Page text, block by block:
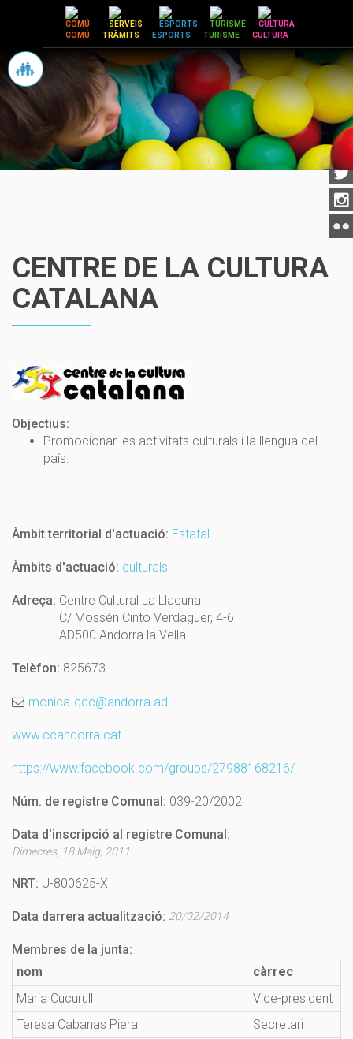
COMÚ TRÀMITS ESPORTS TURISME CULTURA
CENTRE DE LA CULTURA
CATALANA
Objectius:
Promocionar les activitats culturals i la llengua del
país.
Àmbit territorial d'actuació: Estatal
Àmbits d'actuació: culturals
Adreça: Centre Cultural La Llacuna
C/ Mossèn Cinto Verdaguer, 4-6
AD500 Andorra la Vella
Telèfon: 825673
monica-ccc@andorra.ad
www.ccandorra.cat
https://www.facebook.com/groups/27988168216/
Núm. de registre Comunal: 039-20/2002
Data d'inscripció al registre Comunal:
Dimecres, 18 Maig, 2011
NRT: U-800625-X
Data darrera actualització: 20/02/2014
Membres de la junta:
nom
càrrec
Maria Cucurull
Vice-president
Teresa Cabanas Piera
Secretari